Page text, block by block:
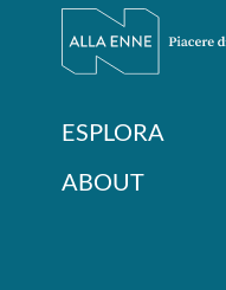
ESPLORA
ABOUT